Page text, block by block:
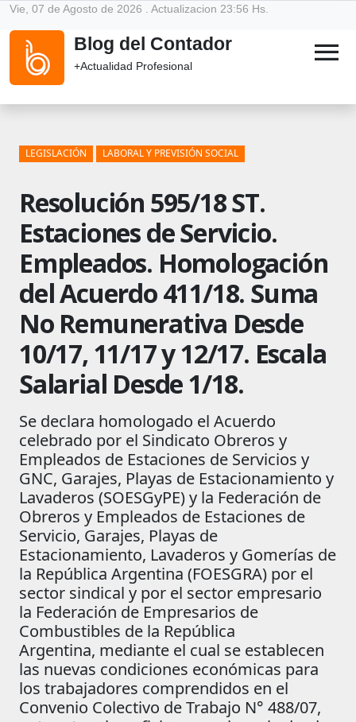
Vie, 07 de Agosto de 2026 . Actualizacion 23:56 Hs.
Blog del Contador
+Actualidad Profesional menu
LEGISLACIÓN LABORAL Y PREVISIÓN SOCIAL
Resolución 595/18 ST.
Estaciones de Servicio.
Empleados. Homologación
del Acuerdo 411/18. Suma
No Remunerativa Desde
10/17, 11/17 y 12/17. Escala
Salarial Desde 1/18.
Se declara homologado el Acuerdo
celebrado por el Sindicato Obreros y
Empleados de Estaciones de Servicios y
GNC, Garajes, Playas de Estacionamiento y
Lavaderos (SOESGyPE) y la Federación de
Obreros y Empleados de Estaciones de
Servicio, Garajes, Playas de
Estacionamiento, Lavaderos y Gomerías de
la República Argentina (FOESGRA) por el
sector sindical y por el sector empresario
la Federación de Empresarios de
Combustibles de la República
Argentina, mediante el cual se establecen
las nuevas condiciones económicas para
los trabajadores comprendidos en el
Convenio Colectivo de Trabajo N° 488/07,